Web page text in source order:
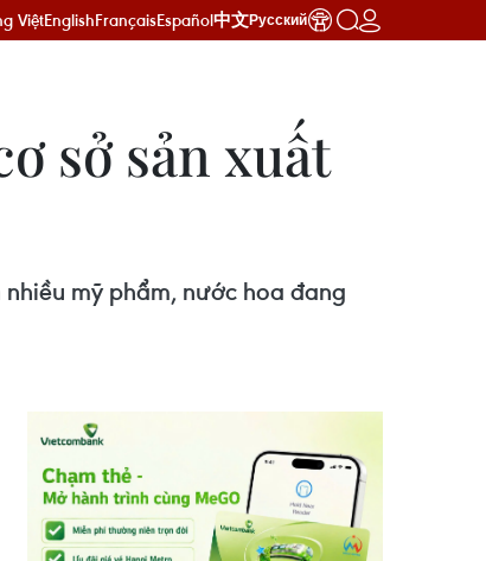
ViệtEnglishFrançaisEspañol中文Русский
sở sản xuất
mỹ phẩm, nước hoa đang